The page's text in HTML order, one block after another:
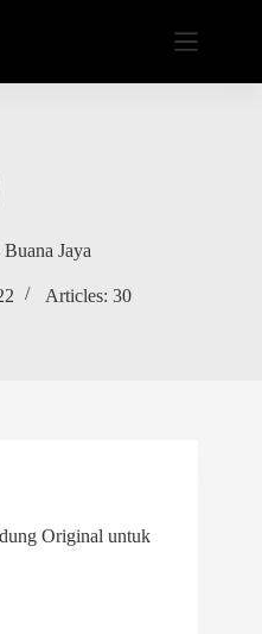
Jaya
Articles: 30
Original untuk